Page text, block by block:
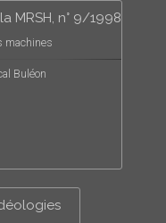
MRSH, n° 9/1998
machines
Buléon